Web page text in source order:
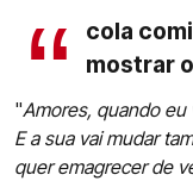
cola
mostrar
"Amores, quando eu
E a sua vai mudar
quer emagrecer de